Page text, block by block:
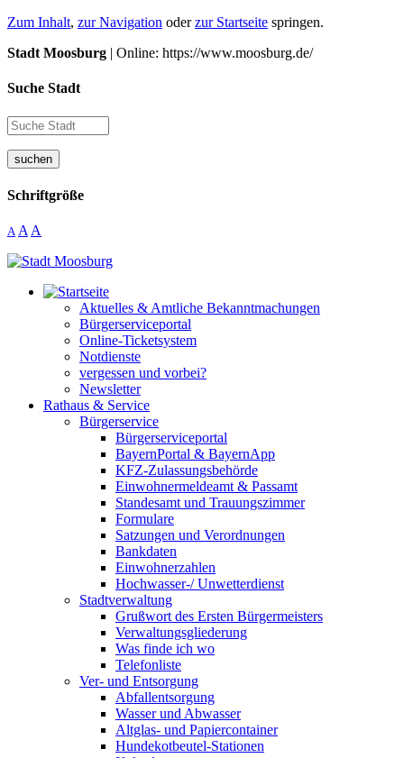
Zum Inhalt, zur Navigation oderzur Startseite springen.
Stadt Moosburg | Online: https://www.moosburg.de/
Suche Stadt
suchen
Schriftgröße
A A A
Aktuelles & Amtliche Bekanntmachungen
Bürgerserviceportal
Online-Ticketsystem
Notdienste
vergessen und vorbei?
Newsletter
Rathaus & Service
Bürgerservice
Bürgerserviceportal
BayernPortal & BayernApp
KFZ-Zulassungsbehörde
Einwohnermeldeamt & Passamt
Standesamt und Trauungszimmer
Formulare
Satzungen und Verordnungen
Bankdaten
Einwohnerzahlen
Hochwasser-/ Unwetterdienst
Stadtverwaltung
Grußwort des Ersten Bürgermeisters
Verwaltungsgliederung
Was finde ich wo
Telefonliste
Ver- und Entsorgung
Abfallentsorgung
Wasser und Abwasser
Altglas- und Papiercontainer
Hundekotbeutel-Stationen